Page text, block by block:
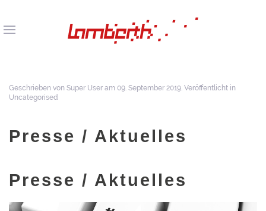
Geschrieben von Super User am 09. September 2019. Veröffentlicht in
Uncategorised
Presse / Aktuelles
Presse / Aktuelles